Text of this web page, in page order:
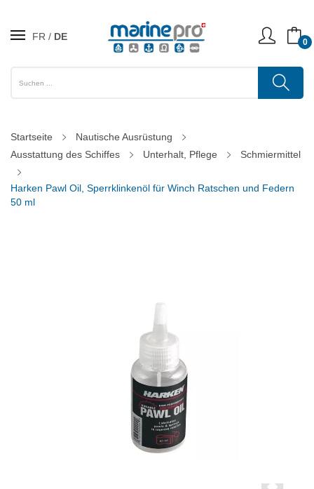
FR DE 0
Startseite
Nautische Ausrüstung
Ausstattung des Schiffes
Unterhalt, Pflege Schmiermittel
Harken Pawl Oil, Sperrklinkenöl für Winch Ratschen und Federn
50 ml